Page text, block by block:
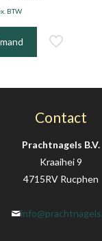
BTW
Contact
Prachtnagels B.V.
Kraaihei 9
4715RV Rucphen